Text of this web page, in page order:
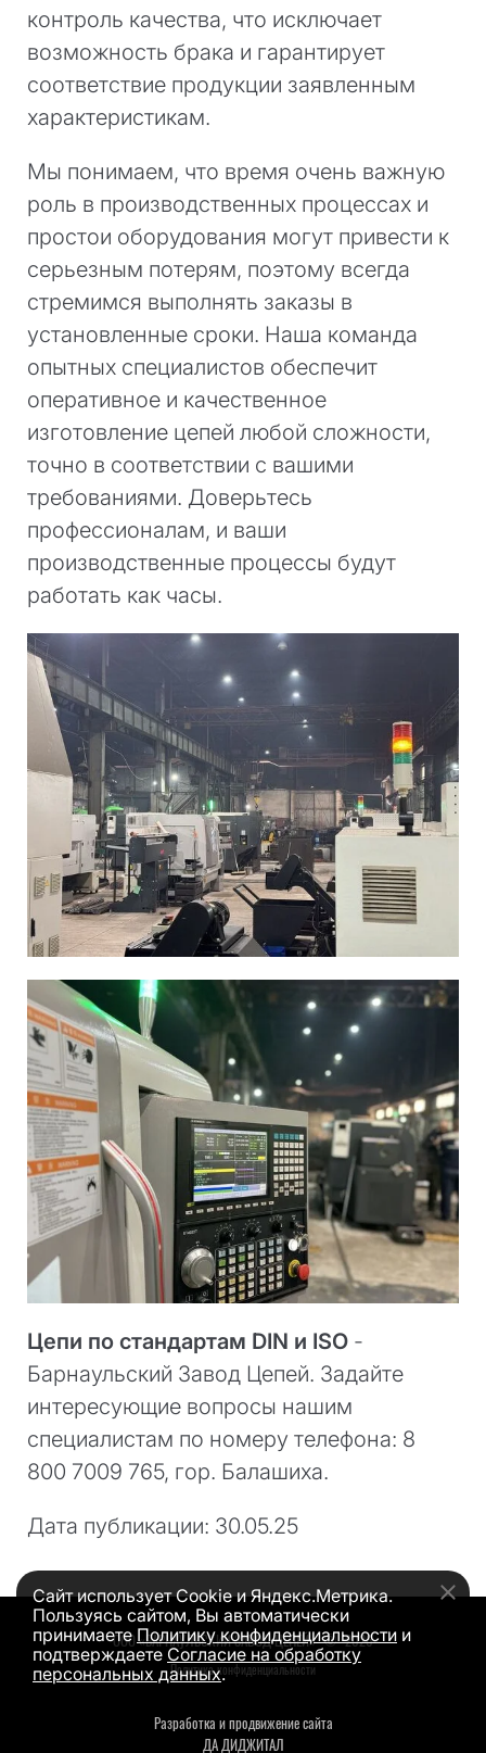
контроль качества, что исключает
возможность брака и гарантирует
соответствие продукции заявленным
характеристикам.
Мы понимаем, что время очень важную
роль в производственных процессах и
простои оборудования могут привести к
серьезным потерям, поэтому всегда
стремимся выполнять заказы в
установленные сроки. Наша команда
опытных специалистов обеспечит
оперативное и качественное
изготовление цепей любой сложности,
точно в соответствии с вашими
требованиями. Доверьтесь
профессионалам, и ваши
производственные процессы будут
работать как часы.
Цепи по стандартам DIN и ISO -
Барнаульский Завод Цепей. Задайте
интересующие вопросы нашим
специалистам по номеру телефона: 8
800 7009 765, гор. Балашиха.
Дата публикации: 30.05.25
ООО «БАРНАУЛЬСКИЙ ЗАВОД ЦЕПЕЙ» © 2026
Политика конфиденциальности
Разработка и продвижение сайта
ДА ДИДЖИТАЛ
Сайт использует Cookie и Яндекс.Метрика.
Пользуясь сайтом, Вы автоматически
принимаетеПолитику конфиденциальности и
подтверждаете Согласие на обработку
персональных данных.